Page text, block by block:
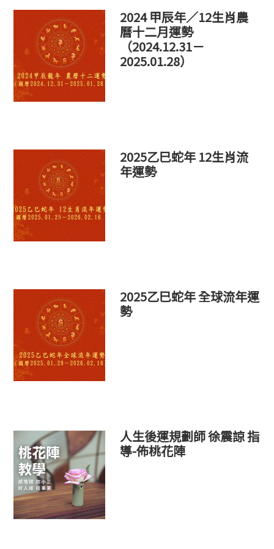
2024 甲辰年／12生肖農
曆十二月運勢
（2024.12.31－
2025.01.28）
2025乙巳蛇年 12生肖流
年運勢
2025乙巳蛇年 全球流年運
勢
人生後運規劃師 徐震諒 指
導-佈桃花陣